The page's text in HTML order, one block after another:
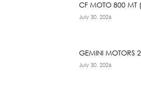
CF ΜΟΤΟ 800 ΜΤ
July 30, 2026
GEMINI MOTORS
July 30, 2026